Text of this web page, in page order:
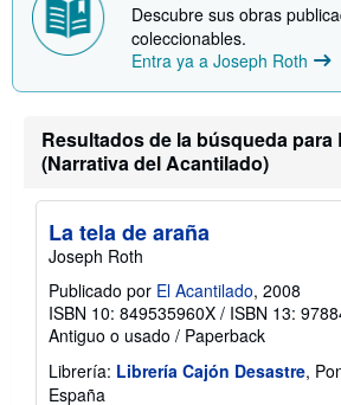
Descubre sus obras
coleccionables.
Entra ya a Joseph Roth
Resultados de la búsqueda para
(Narrativa del Acantilado)
La tela de araña
Joseph Roth
Publicado por El Acantilado, 2008
ISBN 10: 849535960X / ISBN 13:
Antiguo o usado / Paperback
Librería: Librería Cajón Desastre,
España